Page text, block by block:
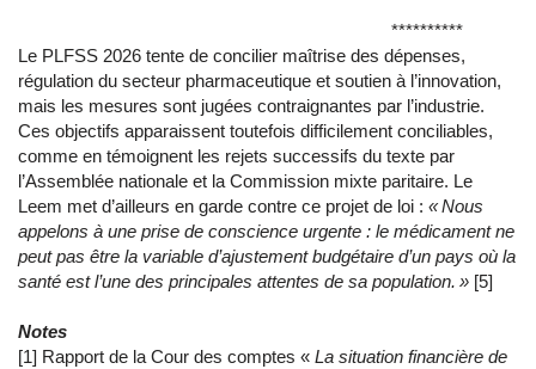
**********
Le PLFSS 2026 tente de concilier maîtrise des dépenses,
régulation du secteur pharmaceutique et soutien à l’innovation,
mais les mesures sont jugées contraignantes par l’industrie.
Ces objectifs apparaissent toutefois difficilement conciliables,
comme en témoignent les rejets successifs du texte par
l’Assemblée nationale et la Commission mixte paritaire. Le
Leem met d’ailleurs en garde contre ce projet de loi : « Nous
appelons à une prise de conscience urgente : le médicament ne
peut pas être la variable d’ajustement budgétaire d’un pays où la
santé est l’une des principales attentes de sa population. » [5]
Notes
[1] Rapport de la Cour des comptes « La situation financière de